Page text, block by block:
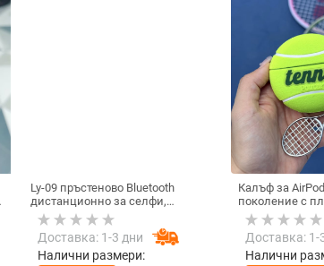
Ly-09 пръстеново Bluetooth
дистанционно за селфи,
Bluetooth 5.3, ABS материал,
тегло 10
Доставка: 1-3 дни
Налични размери:
Калъф за
поколение с
мотив,
съвместим с
Доставка: 1-
Налични